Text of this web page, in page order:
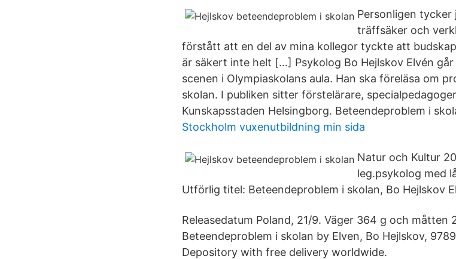
Personligen
träffsäker och
förstått att en del av mina kollegor tyckte att
är säkert inte helt […] Psykolog Bo Hejlskov Elvén
scenen i Olympiaskolans aula. Han ska föreläsa om
skolan. I publiken sitter förstelärare,
Kunskapsstaden Helsingborg. Beteendeproblem i
Stockholm vuxenutbildning min sida
Natur och Kultur
leg.psykolog med
Utförlig titel: Beteendeproblem i skolan, Bo Hejlskov
Releasedatum Poland, 21/9. Väger 364 g och måtten
Beteendeproblem i skolan by Elven, Bo Hejlskov,
Depository with free delivery worldwide.